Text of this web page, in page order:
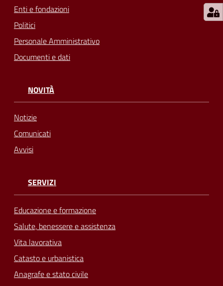
Enti e fondazioni
Politici
Personale Amministrativo
Documenti e dati
NOVITÀ
Notizie
Comunicati
Avvisi
SERVIZI
Educazione e formazione
Salute, benessere e assistenza
Vita lavorativa
Catasto e urbanistica
Anagrafe e stato civile